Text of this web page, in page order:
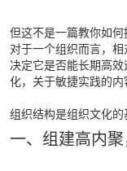
但这不是一篇教你如何
对于一个组织而言，
决定它是否能长期高
化，关于敏捷实践的内
组织结构是组织文化的
一、组建高内